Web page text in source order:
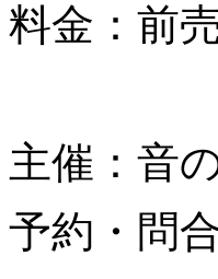
料金：前
主催：音
予約・問